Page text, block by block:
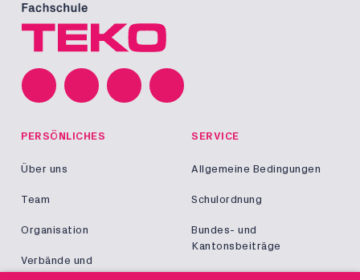
PERSÖNLICHES
Über uns
Team
Organisation
Verbände und
SERVICE
Allgemeine Bedingungen
Schulordnung
Bundes- und
Kantonsbeiträge